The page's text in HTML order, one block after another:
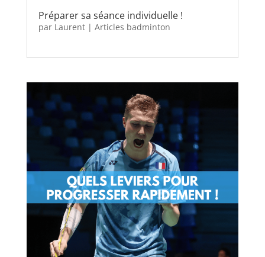
Préparer sa séance individuelle !
par Laurent| Articles badminton